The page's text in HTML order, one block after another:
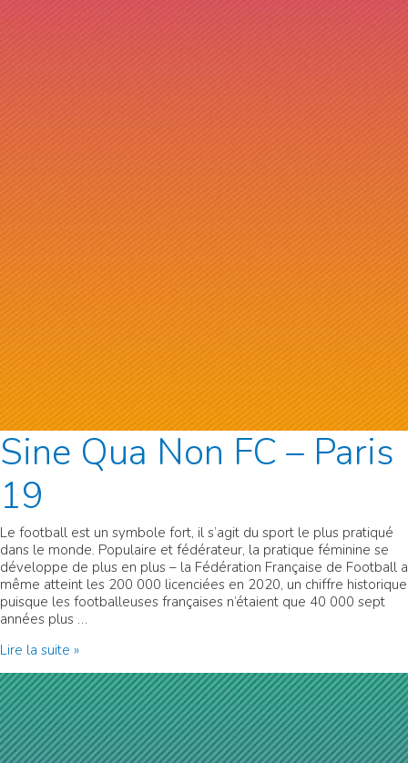
Sine Qua Non FC – Paris
19
Le football est un symbole fort, il s’agit du sport le plus pratiqué
dans le monde. Populaire et fédérateur, la pratique féminine se
développe de plus en plus – la Fédération Française de Football a
même atteint les 200 000 licenciées en 2020, un chiffre historique
puisque les footballeuses françaises n’étaient que 40 000 sept
années plus …
Sine
Non
FC
–
Paris
19
Lire la suite »